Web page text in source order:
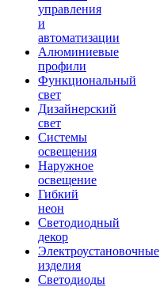
управления
и
автоматизации
Алюминиевые
профили
Функциональный
свет
Дизайнерский
свет
Системы
освещения
Наружное
освещение
Гибкий
неон
Светодиодный
декор
Электроустановочные
изделия
Светодиоды